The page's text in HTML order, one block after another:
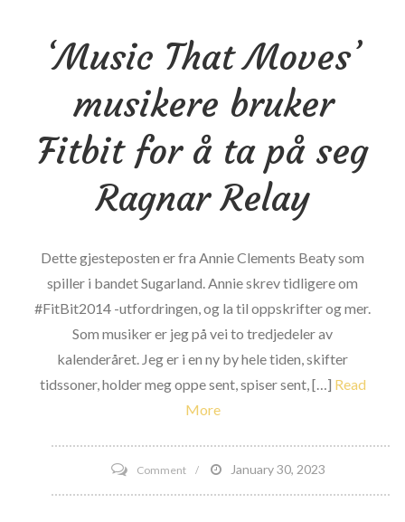
Bill
går
i
lov
‘Music That Moves’
musikere bruker
Fitbit for å ta på seg
Ragnar Relay
Dette gjesteposten er fra Annie Clements Beaty som
spiller i bandet Sugarland. Annie skrev tidligere om
#FitBit2014 -utfordringen, og la til oppskrifter og mer.
Som musiker er jeg på vei to tredjedeler av
kalenderåret. Jeg er i en ny by hele tiden, skifter
tidssoner, holder meg oppe sent, spiser sent, […] Read
More
Commenton
‘Music
January 30, 2023